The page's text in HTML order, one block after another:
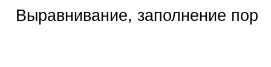
Выравнивание, заполнение пор